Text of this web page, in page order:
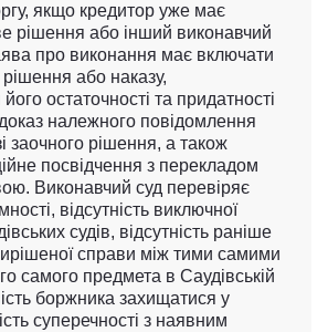
якщо кредитор уже має
рішення або інший виконавчий
про виконання має включати
або наказу,
остаточності та придатності
належного повідомлення
заочного рішення, а також
посвідчення з перекладом
Виконавчий суд перевіряє
відсутність виключної
судів, відсутність раніше
справи між тими самими
самого предмета в Саудівській
боржника захищатися у
суперечності з наявним